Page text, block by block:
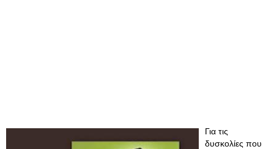
Για τις
δυσκολίες που